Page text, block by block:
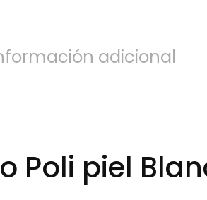
adicional
Poli piel